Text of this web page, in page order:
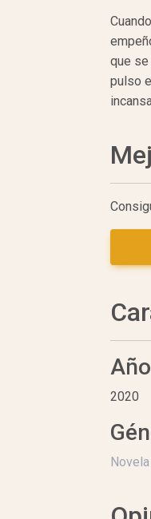
que se
pulso
2020